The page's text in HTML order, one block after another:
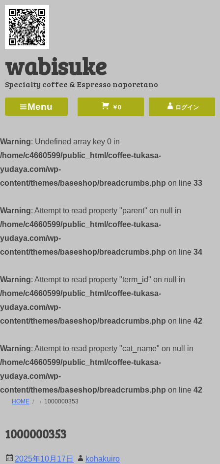
コ
ン
ツ
ス
ッ
wabisuke
Specialty coffee & Espresso naporetano
Menu ￥0 ログイン
Warning: Undefined array key 0 in
/home/c4660599/public_html/coffee-tukasa-
yudaya.com/wp-
content/themes/baseshop/breadcrumbs.php on line 33
Warning: Attempt to read property "parent" on null in
/home/c4660599/public_html/coffee-tukasa-
yudaya.com/wp-
content/themes/baseshop/breadcrumbs.php on line 34
Warning: Attempt to read property "term_id" on null in
/home/c4660599/public_html/coffee-tukasa-
yudaya.com/wp-
content/themes/baseshop/breadcrumbs.php on line 42
Warning: Attempt to read property "cat_name" on null in
/home/c4660599/public_html/coffee-tukasa-
yudaya.com/wp-
content/themes/baseshop/breadcrumbs.php on line 42
HOME 1000000353
1000000353
2025年10月17日 kohakuiro